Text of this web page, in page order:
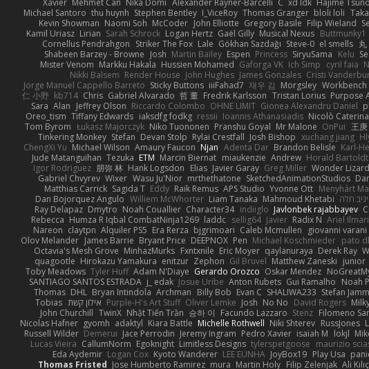
Xavier Mehmet Can Nika Domi Alexander Rayner-Barcelli C xd Idk Hajime
Michael Santoro thu huynh Stephen Bentley I_ViceRoy Thomas Granger bloli loli
Kevin Showman Naomi Soh McCoder John Elliotte Gregory Basile Filip Wieland
Kamil Uriasz Lirian Sarah Schrock Logan Hertz Gaël Gilly Musical Nexus Buttmunky1
Cornellus Pendrahgon Striker The Fox Lale Gökhan Sazdağı Steve-0 el smells 丸
Shabeen Barzey - Browne Josh Martin Bailey Espen Princess SiryuSama Kelu
Mister Venom Markku Hakala Hussien Mohamed Gaforga VK Ich Simp cyril faia
Nikki Balsem Render House John Hughes James Gonzales Cristi
Jorge Manuel Cappello Barreto Sticky Buttons iiiFahad7 재우 김 Morgsley Workbench
仁 小野 kb714 Chris Gabriel Alvarado 哲 董 Fredrik Karlsson Tristan Lorius Purpose
Sara Alan Jeffrey Olson Riccardo Colombo OHNE LIMIT Gionea Alexandru Daniel
Oreo_tism Tiffany Edwards iaksdfg fodkg ressii Ioannis Athanasiadis Nicolò Caterina
Tom Byrom Łukasz Majorczyk Niko Tuononen Pranshu Goyal Mr Malone OnPui 王庚
Tinkering Monkey Stefan Devan Stolp Rylai Crestfall Josh Bishop xuchang jiang
ChengXi Yu Michael Wilson Amaury Faucon Njan Adenta Dar Brandon Belisle Karl-
Jude Matanguihan Tezuka ETM Marcin Biernat miaukenzie Andrew Horald Bartoldt
Igor Rodriguez 朋弥 林 Hank Logsdon Elias Javier Garay Greg Miller Wonder
Gabriel Chvyrev Wixer Wasu Ju'Nior mrthethatone SketchedAnimationStudios
Matthias Carrick Sagida T Eddy Raik Remus APS Studio Yvonne Ott Menyhárt
Dan Bojorquez Angulo Williem McWhorter Liam Tanaka Mahmoud Khetabi יניב חלה
Ray Delapaz Dmytro Noah Couallier Character34 indiiglo Javlonbek rajabbayev
Rebecca Humza R Iqbal CombatNinja1269 laddc sellig64 Javier Radix N Ariel
Nareon claytpn Alquiler PS5 Era Rerza bjgrimoari Caleb Mcmullen giovanni varani
Olov Melander James Barrie Bryant Price DEEPNOX Pen Michael Koschmieder pato
Octavia's Mesh Grove MinhazMurks Fxntxnile Eric Moyer qaylanuraya Derek Ray
quagootle Hirokazu Yamakura enitzur Zephon Gil Bruvel Matthew Zaneski junior
Toby Meadows Tyler Huff Adam N'Diaye Gerardo Orozco Oskar Mendez
SANTIAGO SANTOS ESTRADA j_ edak Josue Uribe Anton Rubets Gui Ramalho Noah
Thomas DHL Bryan Intindola Archman Billy Bob Evan C SHALIWA233 Stefan
Tobias אילון קשת Purple-H's Art Stuff Oliver Lemke Josh No No David Rogers
John Churchill TwinX Nhật Tiến Trần 승하 이 Facundo Lazzaro Stenz Filomeno
Nicolas Hafner gyomh adaktyl Kiara Battle Michelle Rothwell Niki Shterev RussJones
Russell Wilder Demerui Jace Perrodin Jeremy Ingram Pedro Xavier isaiah M lokjl
Lucas Vieira CallumNorm Egoknight Limitless Designs tylerspetgoose maurizio
Eda Aydemir Logan Cox Kyoto Wanderer LEE EUNHA JoyBox19 Play Usa
Thomas Fristed Jose Humberto Ramirez mura Martin Holy Filip Zelenjak Ali Kılıç